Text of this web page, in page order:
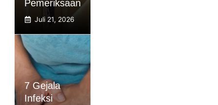
Pemeriksaan
Juli 21, 2026
7 Gejala
Infeksi